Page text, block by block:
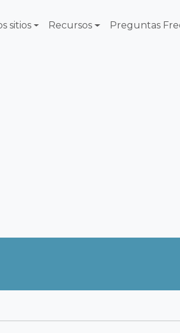
sitios Recursos Preguntas